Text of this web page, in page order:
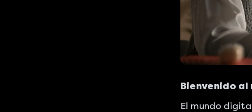
Bienvenido
El mundo